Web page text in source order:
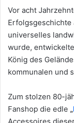
Vor acht
Erfolgsgeschichte
universelles
wurde,
König des
kommunalen und
Zum stolzen 80-
Fanshop die edle „